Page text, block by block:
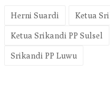
Herni Suardi Ketua
Ketua Srikandi PP Sulsel
Srikandi PP Luwu